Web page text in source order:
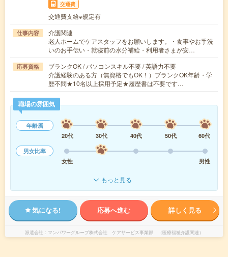
交通費
交通費支給※規定有
仕事内容
介護関連
老人ホームでケアスタッフをお願いします。・食事やお手洗
いのお手伝い・就寝前の水分補給・利用者さまが安…
応募資格
ブランクOK / パソコンスキル不要 / 英語力不要
介護経験のある方（無資格でもOK！）ブランクOK年齢・学
歴不問★10名以上採用予定★履歴書は不要です…
職場の雰囲気
年齢層
20代
30代 40代 50代
60代
男女比率
女性
男性
もっと見る
気になる! 応募へ進む 詳しく見る
派遣会社 マンパワーグループ株式会社 ケアサービス事業部 （医療福祉介護関連）